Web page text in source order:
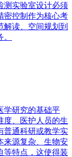
实验室设计必须
密控制作为核心考
读、空间规划到
学研究的基础平
度、医护人员的生
普通科研或教学实
来源复杂、生物安
等特点，这使得装